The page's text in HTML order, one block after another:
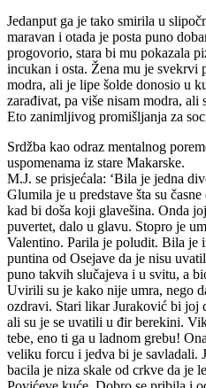
Jedanput ga je tako smirila u
maravan i otada je posta puno
progovorio, stara bi mu pokazala
incukan i osta. Žena mu je svekrvi
modra, ali je lipe šolde donosio u
zarađivat, pa više nisam modra, ali
Eto zanimljivog promišljanja za
Srdžba kao odraz mentalnog
uspomenama iz stare Makarske.
M.J. se prisjećala: ‘Bila je jedna
Glumila je u predstave šta su
kad bi doša koji glavešina. Onda
puvertet, dalo u glavu. Stopro je
Valentino. Parila je poludit. Bila je
puntina od Osejave da je nisu
puno takvih slučajeva i u svitu, a
Uvirili su je kako nije umra, nego
ozdravi. Stari likar Juraković bi joj
ali su je se uvatili u đir berekini.
tebe, eno ti ga u ladnom grebu!
veliku forcu i jedva bi je savladali.
bacila je niza skale od crkve da je